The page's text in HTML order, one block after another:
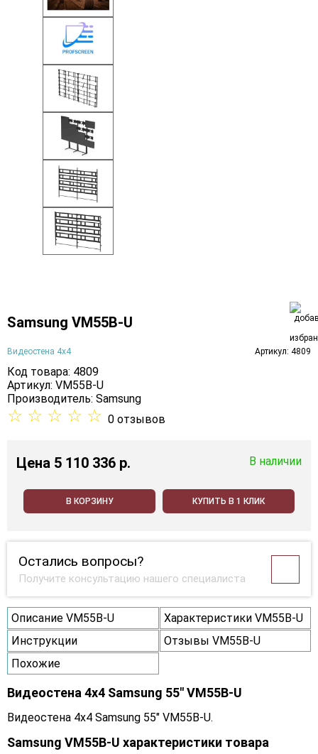
Samsung VM55B-U
Видеостена 4х4 Артикул: 4809
Код товара: 4809
Артикул: VM55B-U
Производитель: Samsung
☆ ☆ ☆ ☆ ☆ 0 отзывов
Цена 5 110 336 p. В наличии
В КОРЗИНУ КУПИТЬ В 1 КЛИК
Остались вопросы?
Получите консультацию нашего специалиста
Описание VM55B-U
Характеристики VM55B-U
Инструкции
Отзывы VM55B-U
Похожие
Видеостена 4x4 Samsung 55" VM55B-U
Видеостена 4x4 Samsung 55" VM55B-U.
Samsung VM55B-U характеристики товара